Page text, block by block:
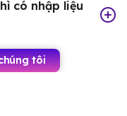
có nhập liệu
tôi